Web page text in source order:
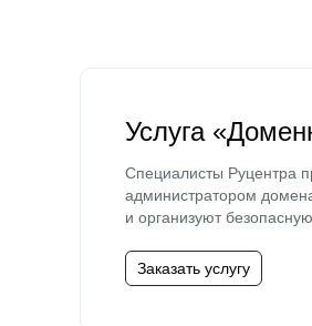
Услуга
Специалисты Руцентра
администратором
и организуют
Заказать услугу